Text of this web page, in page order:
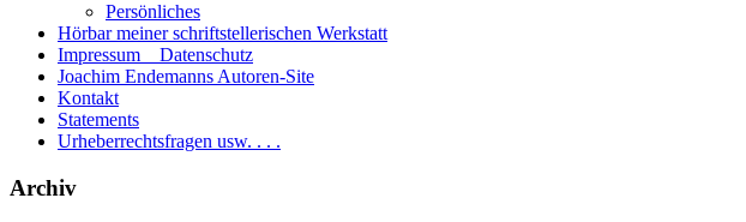
Persönliches
Hörbar meiner schriftstellerischen Werkstatt
Impressum _ Datenschutz
Joachim Endemanns Autoren-Site
Kontakt
Statements
Urheberrechtsfragen usw. . . .
Archiv